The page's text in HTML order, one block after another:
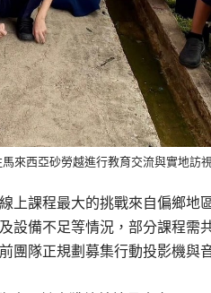
來西亞砂勞越進行教育交流與實地訪
線上課程最大的挑戰來自偏鄉地
設備不足等情況，部分課程需
團隊正規劃募集行動投影機與